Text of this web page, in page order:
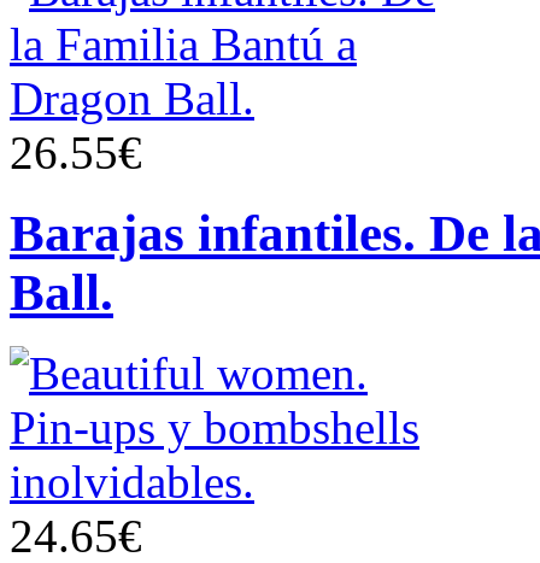
26.55€
Barajas infantiles. De
Ball.
24.65€